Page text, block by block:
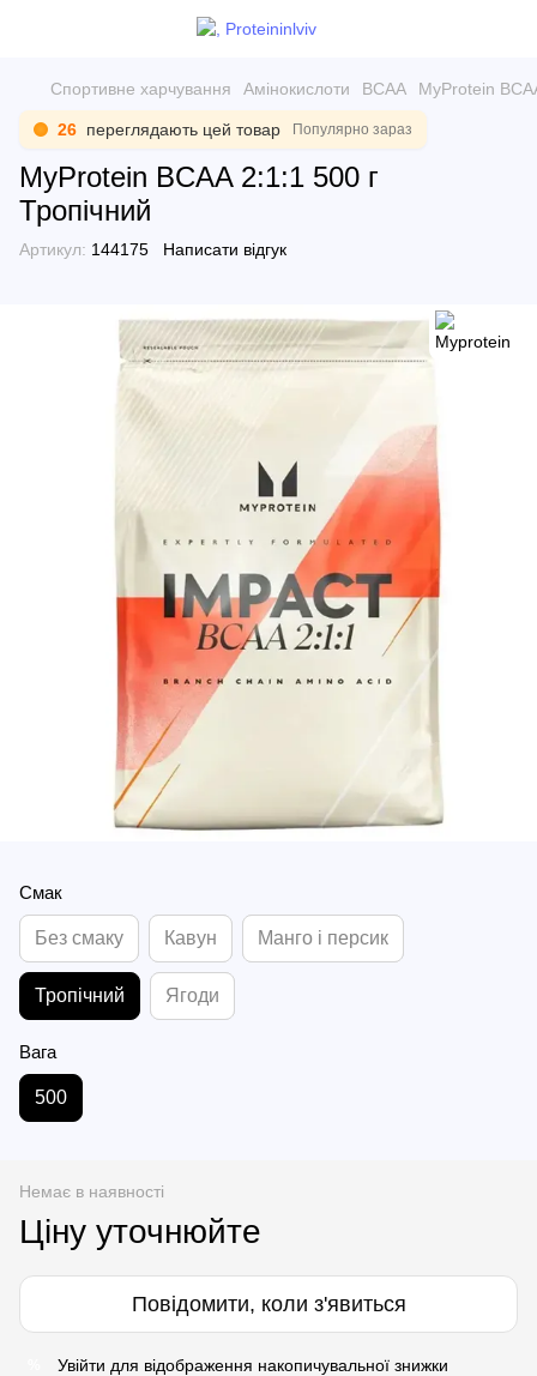
Спортивне харчування Амінокислоти BCAA MyProtein
26 переглядають цей товар Популярно зараз
MyProtein BCAA 2:1:1 500 г
Тропічний
Артикул: 144175 Написати відгук
Смак
Без смаку Кавун Манго і персик
Тропічний Ягоди
Вага
500
Немає в наявності
Ціну уточнюйте
Повідомити, коли з'явиться
Увійти для відображення накопичувальної знижки